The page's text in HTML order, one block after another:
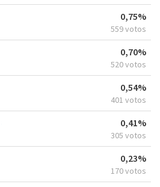
0,75%
559 votos
0,70%
520 votos
0,54%
401 votos
0,41%
305 votos
0,23%
170 votos